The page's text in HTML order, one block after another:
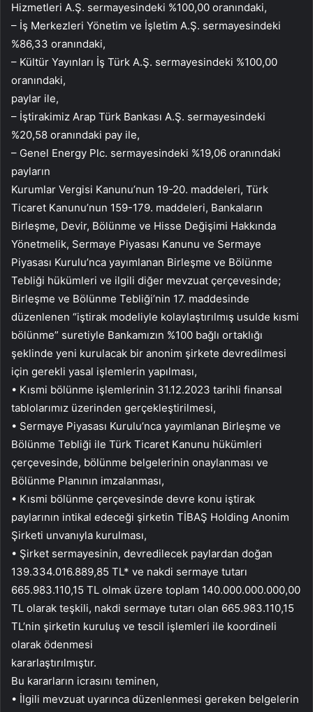
Hizmetleri A.Ş. sermayesindeki %100,00 oranındaki,
– İş Merkezleri Yönetim ve İşletim A.Ş. sermayesindeki
%86,33 oranındaki,
– Kültür Yayınları İş Türk A.Ş. sermayesindeki %100,00
oranındaki,
paylar ile,
– İştirakimiz Arap Türk Bankası A.Ş. sermayesindeki
%20,58 oranındaki pay ile,
– Genel Energy Plc. sermayesindeki %19,06 oranındaki
payların
Kurumlar Vergisi Kanunu’nun 19-20. maddeleri, Türk
Ticaret Kanunu’nun 159-179. maddeleri, Bankaların
Birleşme, Devir, Bölünme ve Hisse Değişimi Hakkında
Yönetmelik, Sermaye Piyasası Kanunu ve Sermaye
Piyasası Kurulu’nca yayımlanan Birleşme ve Bölünme
Tebliği hükümleri ve ilgili diğer mevzuat çerçevesinde;
Birleşme ve Bölünme Tebliği’nin 17. maddesinde
düzenlenen “iştirak modeliyle kolaylaştırılmış usulde kısmi
bölünme” suretiyle Bankamızın %100 bağlı ortaklığı
şeklinde yeni kurulacak bir anonim şirkete devredilmesi
için gerekli yasal işlemlerin yapılması,
• Kısmi bölünme işlemlerinin 31.12.2023 tarihli finansal
tablolarımız üzerinden gerçekleştirilmesi,
• Sermaye Piyasası Kurulu’nca yayımlanan Birleşme ve
Bölünme Tebliği ile Türk Ticaret Kanunu hükümleri
çerçevesinde, bölünme belgelerinin onaylanması ve
Bölünme Planının imzalanması,
• Kısmi bölünme çerçevesinde devre konu iştirak
paylarının intikal edeceği şirketin TİBAŞ Holding Anonim
Şirketi unvanıyla kurulması,
• Şirket sermayesinin, devredilecek paylardan doğan
139.334.016.889,85 TL* ve nakdi sermaye tutarı
665.983.110,15 TL olmak üzere toplam 140.000.000.000,00
TL olarak teşkili, nakdi sermaye tutarı olan 665.983.110,15
TL’nin şirketin kuruluş ve tescil işlemleri ile koordineli
olarak ödenmesi
kararlaştırılmıştır.
Bu kararların icrasını teminen,
• İlgili mevzuat uyarınca düzenlenmesi gereken belgelerin